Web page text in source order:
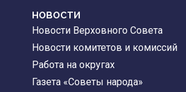
НОВОСТИ
Новости Верховного Совета
Новости комитетов и комиссий
Работа на округах
Газета «Советы народа»